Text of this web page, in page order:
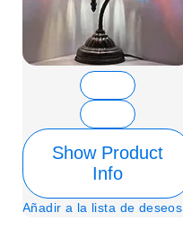
Show Product
Info
Añadir a la lista de deseos